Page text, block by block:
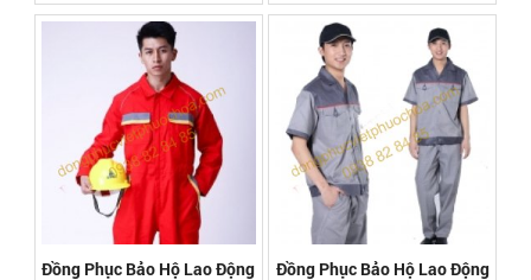
Đồng Phục Bảo Hộ Lao Động
Đồng Phục Bảo Hộ Lao Động